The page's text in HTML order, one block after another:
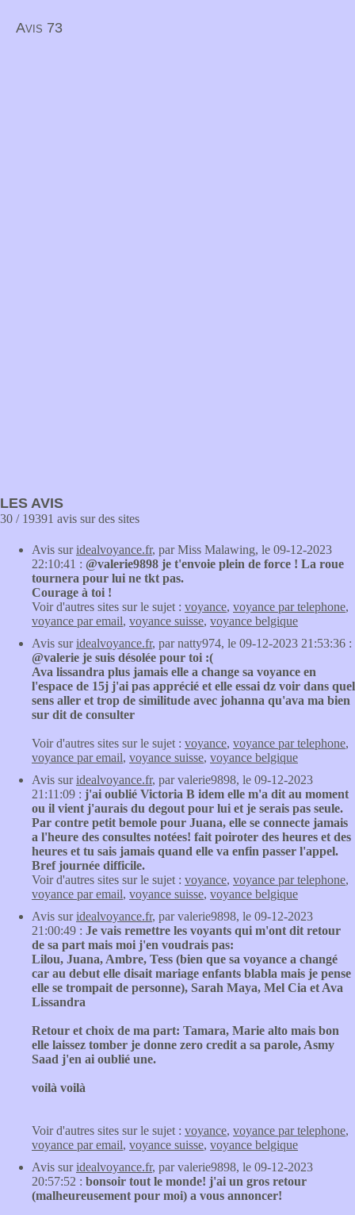
Avis 73
LES AVIS
30 / 19391 avis sur des sites
Avis suridealvoyance.fr, par Miss Malawing, le 09-12-2023
22:10:41 : @valerie9898 je t'envoie plein de force ! La roue
tournera pour lui ne tkt pas.
Courage à toi !
Voir d'autres sites sur le sujet : voyance, voyance par telephone,
voyance par email, voyance suisse, voyance belgique
Avis suridealvoyance.fr, par natty974, le 09-12-2023 21:53:36 :
@valerie je suis désolée pour toi :(
Ava lissandra plus jamais elle a change sa voyance en
l'espace de 15j j'ai pas apprécié et elle essai dz voir dans quel
sens aller et trop de similitude avec johanna qu'ava ma bien
sur dit de consulter
Voir d'autres sites sur le sujet : voyance, voyance par telephone,
voyance par email, voyance suisse, voyance belgique
Avis suridealvoyance.fr, par valerie9898, le 09-12-2023
21:11:09 : j'ai oublié Victoria B idem elle m'a dit au moment
ou il vient j'aurais du degout pour lui et je serais pas seule.
Par contre petit bemole pour Juana, elle se connecte jamais
a l'heure des consultes notées! fait poiroter des heures et des
heures et tu sais jamais quand elle va enfin passer l'appel.
Bref journée difficile.
Voir d'autres sites sur le sujet : voyance, voyance par telephone,
voyance par email, voyance suisse, voyance belgique
Avis suridealvoyance.fr, par valerie9898, le 09-12-2023
21:00:49 : Je vais remettre les voyants qui m'ont dit retour
de sa part mais moi j'en voudrais pas:
Lilou, Juana, Ambre, Tess (bien que sa voyance a changé
car au debut elle disait mariage enfants blabla mais je pense
elle se trompait de personne), Sarah Maya, Mel Cia et Ava
Lissandra
Retour et choix de ma part: Tamara, Marie alto mais bon
elle laissez tomber je donne zero credit a sa parole, Asmy
Saad j'en ai oublié une.
voilà voilà
Voir d'autres sites sur le sujet : voyance, voyance par telephone,
voyance par email, voyance suisse, voyance belgique
Avis suridealvoyance.fr, par valerie9898, le 09-12-2023
20:57:52 : bonsoir tout le monde! j'ai un gros retour
(malheureusement pour moi) a vous annoncer!